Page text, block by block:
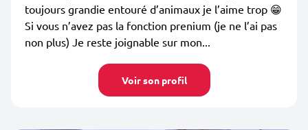
toujours grandie entouré d’animaux je l’aime trop 😁
Si vous n’avez pas la fonction prenium (je ne l’ai pas
non plus) Je reste joignable sur mon...
Voir son profil